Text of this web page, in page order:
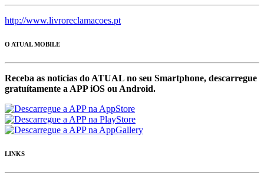
http://www.livroreclamacoes.pt
O ATUAL MOBILE
Receba as notícias do ATUAL no seu Smartphone, descarregue
gratuítamente a APP iOS ou Android.
LINKS